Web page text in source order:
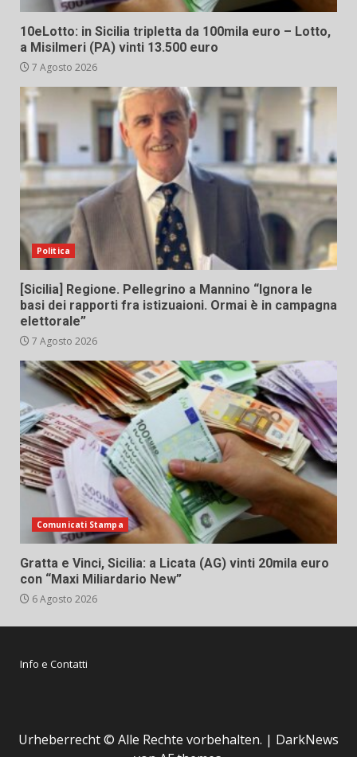
10eLotto: in Sicilia tripletta da 100mila euro – Lotto,
a Misilmeri (PA) vinti 13.500 euro
7 Agosto 2026
Politica
[Sicilia] Regione. Pellegrino a Mannino “Ignora le
basi dei rapporti fra istizuaioni. Ormai è in campagna
elettorale”
7 Agosto 2026
Comunicati Stampa
Gratta e Vinci, Sicilia: a Licata (AG) vinti 20mila euro
con “Maxi Miliardario New”
6 Agosto 2026
Info e Contatti
Urheberrecht © Alle Rechte vorbehalten. | DarkNews